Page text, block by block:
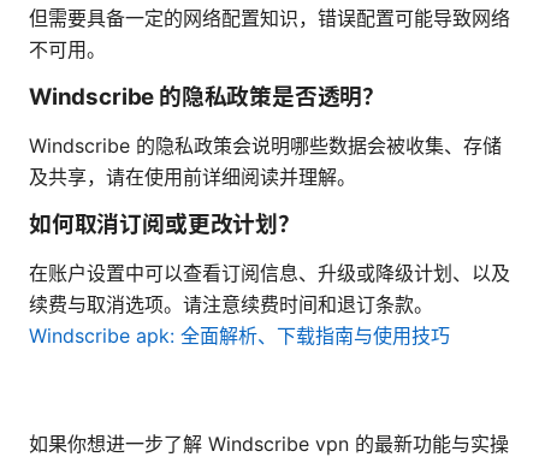
但需要具备一定的网络配置知识，错误配置可能导致网络
不可用。
Windscribe 的隐私政策是否透明？
Windscribe 的隐私政策会说明哪些数据会被收集、存储
及共享，请在使用前详细阅读并理解。
如何取消订阅或更改计划？
在账户设置中可以查看订阅信息、升级或降级计划、以及
续费与取消选项。请注意续费时间和退订条款。
Windscribe apk: 全面解析、下载指南与使用技巧
如果你想进一步了解 Windscribe vpn 的最新功能与实操